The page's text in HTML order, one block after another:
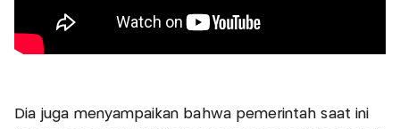
Dia juga menyampaikan bahwa pemerintah saat ini